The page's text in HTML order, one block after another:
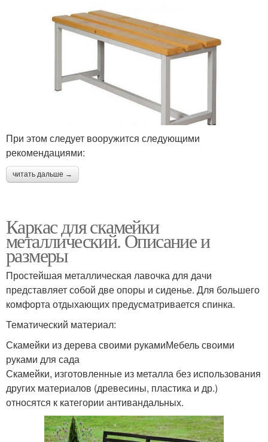
При этом следует вооружится следующими
рекомендациями:
читать дальше →
Каркас для скамейки
металлический. Описание и
размеры
Простейшая металлическая лавочка для дачи
представляет собой две опоры и сиденье. Для большего
комфорта отдыхающих предусматривается спинка.
Тематический материал:
Скамейки из дерева своими рукамиМебель своими
руками для сада
Скамейки, изготовленные из металла без использования
других материалов (древесины, пластика и др.)
относятся к категории антивандальных.